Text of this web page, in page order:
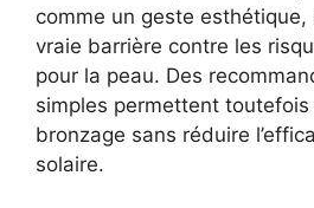
comme un geste esthétique,
vraie barrière contre les
pour la peau. Des
simples permettent
bronzage sans réduire
solaire.